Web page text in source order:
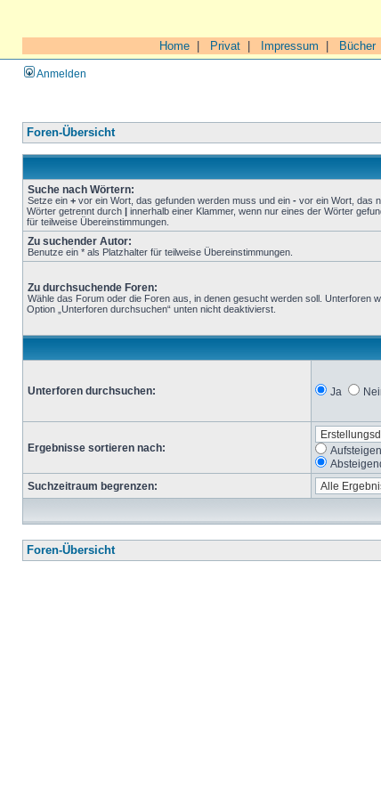
Home Privat Impressum Bücher
Anmelden
Foren-Übersicht
Suche nach Wörtern:
Setze ein + vor ein Wort, das gefunden werden muss und ein - vor ein Wort, das
Wörter getrennt durch | innerhalb einer Klammer, wenn nur eines der Wörter
für teilweise Übereinstimmungen.
Zu suchender Autor:
Benutze ein * als Platzhalter für teilweise Übereinstimmungen.
Zu durchsuchende Foren:
Wähle das Forum oder die Foren aus, in denen gesucht werden soll. Unterforen
Option „Unterforen durchsuchen“ unten nicht deaktivierst.
Unterforen durchsuchen: Ja
Ergebnisse sortieren nach:
Suchzeitraum begrenzen:
Foren-Übersicht